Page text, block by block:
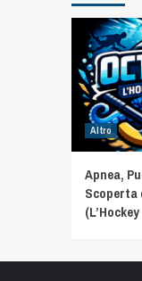
Altro
Apnea,
Scoperta